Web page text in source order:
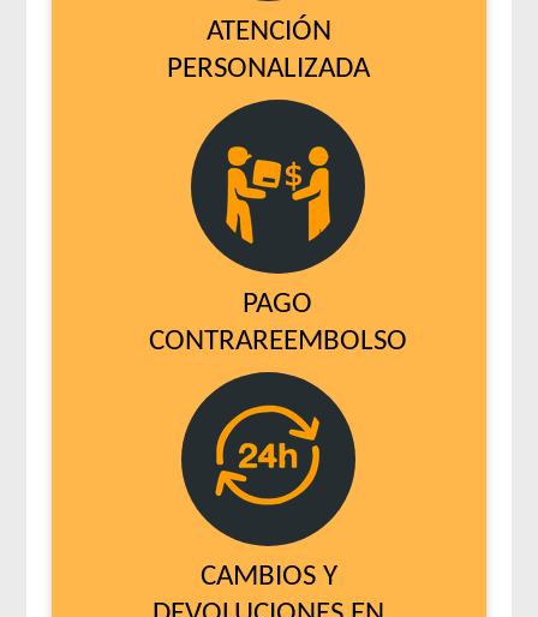
ATENCIÓN
PERSONALIZADA
PAGO
CONTRAREEMBOLSO
CAMBIOS Y